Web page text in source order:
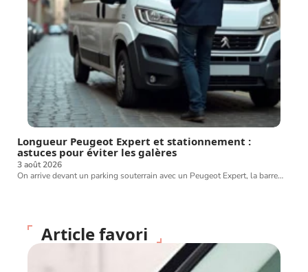
Longueur Peugeot Expert et stationnement :
astuces pour éviter les galères
3 août 2026
On arrive devant un parking souterrain avec un Peugeot Expert, la barre…
Article favori